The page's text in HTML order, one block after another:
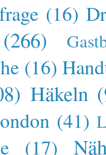
(16)
(266)
(16)
Häkeln
(41)
(17)